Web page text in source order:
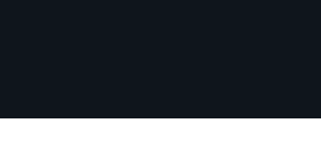
Granja Dorada Enginar Kalbi 720 g